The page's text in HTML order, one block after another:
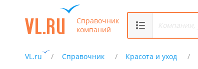
Справочник
компаний
VL.ru Справочник Красота и уход